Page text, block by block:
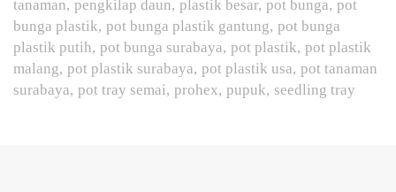
tanaman pengkilap daun plastik besar pot bunga pot
bunga plastik pot bunga plastik gantung pot bunga
plastik putih pot bunga surabaya pot plastik pot plastik
malang pot plastik surabaya pot plastik usa pot tanaman
surabaya pot tray semai prohex pupuk seedling tray